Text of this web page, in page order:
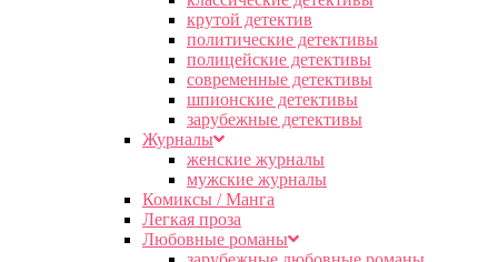
крутой детектив
политические детективы
полицейские детективы
современные детективы
шпионские детективы
зарубежные детективы
Журналы
женские журналы
мужские журналы
Комиксы / Манга
Легкая проза
Любовные романы